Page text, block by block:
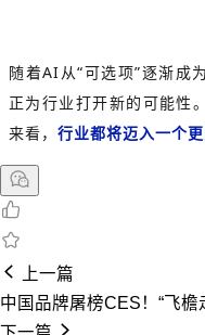
随着AI从“可选项”逐渐成
正为行业打开新的可能性
来看， 行业都将迈入一个
上一篇
中国品牌屠榜CES！“飞檐